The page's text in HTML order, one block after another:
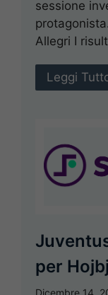
sessione
Allegri I
Leggi
per
Dicembre 14,